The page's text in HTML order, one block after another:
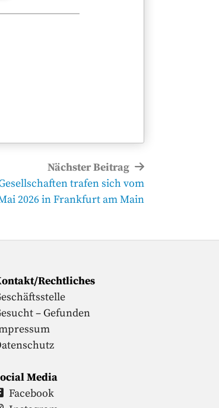
Nächster Beitrag
trafen sich vom
2026 in Frankfurt am Main
Rechtliches
– Gefunden
Media
Facebook